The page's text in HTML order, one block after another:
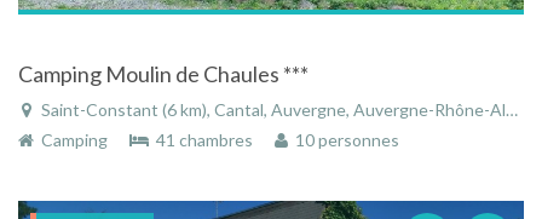
Camping Moulin de Chaules ***
Saint-Constant (6 km), Cantal, Auvergne, Auvergne-Rhône-Alpes, France
Camping
41 chambres 10 personnes